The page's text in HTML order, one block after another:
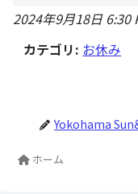
2024年9月18日 6:30
カテゴリ: お休み
Yokohama
ホーム